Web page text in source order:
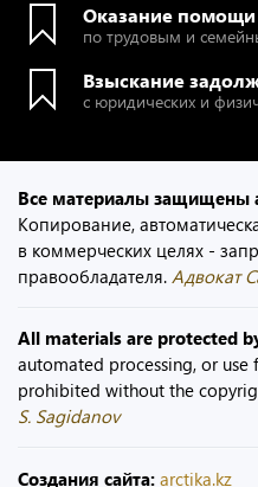
Оказание помощи
по трудовым и
Взыскание
с юридических и
Все материалы защищены
Копирование,
в коммерческих целях -
правообладателя. Адвокат
All materials are protected
automated processing, or
prohibited without the
S. Sagidanov
Создания сайта: arctika.kz